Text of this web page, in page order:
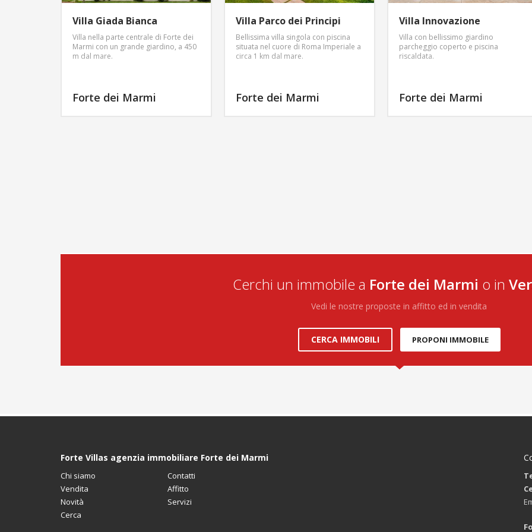
Villa Giada Bianca
Villa nella parte centrale di Forte dei
Marmi con un grande giardino, a 450
m dal mare.
Forte dei Marmi
Villa Parco dei Principi
Bellissima villa singola con piscina
situata nel cuore di Roma Imperiale a
circa 1 km dal mare.
Forte dei Marmi
Villa Innovazione
Villa con bellissimo giardino
parcheggio coperto e piscina
riscaldata.
Forte dei Marmi
Cerchi un immobile a Forte dei Marmi o in
Vedi le nostre proposte in affitto ed in vendita
CERCA IMMOBILI PROPONI IMMOBILE
Forte Villas agenzia immobiliare Forte dei Marmi
Chi siamo
Contatti
Vendita
Affitto
Novità
Servizi
Cerca